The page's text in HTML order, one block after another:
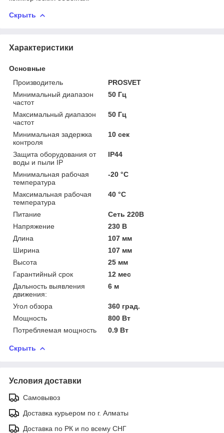
Скрыть
Характеристики
Основные
Производитель
PROSVET
Минимальный диапазон
частот
50 Гц
Максимальный диапазон
частот
50 Гц
Минимальная задержка
контроля
10 сек
Защита оборудования от
воды и пыли IP
IP44
Минимальная рабочая
температура
-20 °С
Максимальная рабочая
температура
40 °С
Питание
Сеть 220В
Напряжение
230 В
Длина
107 мм
Ширина
107 мм
Высота
25 мм
Гарантийный срок
12 мес
Дальность выявления
движения:
6 м
Угол обзора
360 град.
Мощность
800 Вт
Потребляемая мощность
0.9 Вт
Скрыть
Условия доставки
Самовывоз
Доставка курьером по г. Алматы
Доставка по РК и по всему СНГ